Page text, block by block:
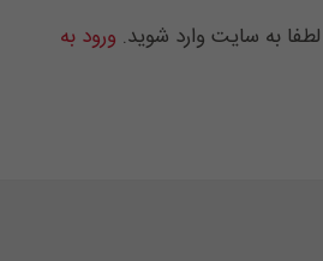
به سایت وارد شوید. ورود به